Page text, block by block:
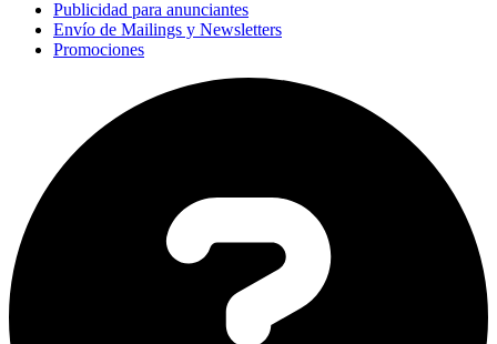
Publicidad para anunciantes
Envío de Mailings y Newsletters
Promociones